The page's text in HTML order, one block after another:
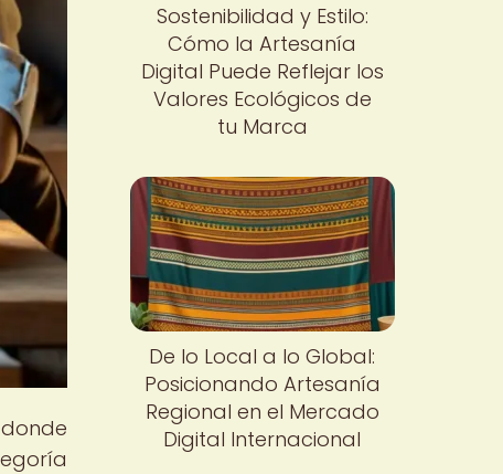
Sostenibilidad y Estilo:
Cómo la Artesanía
Digital Puede Reflejar los
Valores Ecológicos de
tu Marca
De lo Local a lo Global:
Posicionando Artesanía
Regional en el Mercado
Digital Internacional